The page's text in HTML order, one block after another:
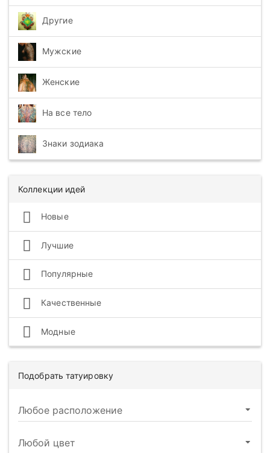
Другие
Мужские
Женские
На все тело
Знаки зодиака
Коллекции идей
Новые
Лучшие
Популярные
Качественные
Модные
Подобрать татуировку